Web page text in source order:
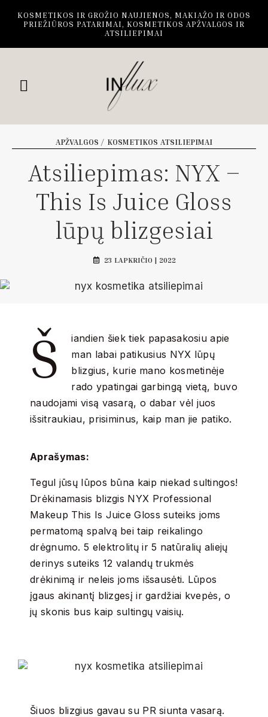
KOSMETIKOS IR GROŽIO NAUJIENOS, MAKIAŽO IR ODOS
PRIEŽIŪROS PATARIMAI, KOSMETIKOS APŽVALGOS IR
ATSILIEPIMAI
APŽVALGOS / KOSMETIKOS ATSILIEPIMAI
Atsiliepimas: NYX –
This Is Juice Gloss
lūpų blizgesiai
23 LAPKRIČIO | 2022
Š
iandien šiek tiek papasakosiu apie
man labai patikusius NYX lūpų
blizgius, kurie mano kosmetinėje
rado ypatingai garbingą vietą, buvo
naudojami visą vasarą, o dabar vėl juos
išsitraukiau, prisiminus, kaip man jie patiko.
Aprašymas:
Tegul jūsų lūpos būna kaip niekad sultingos!
Drėkinamasis blizgis NYX Professional
Makeup This Is Juice Gloss suteiks joms
permatomą spalvą bei taip reikalingo
drėgnumo. 5 elektrolitų ir 5 natūralių aliejų
derinys suteiks 12 valandų trukmės
drėkinimą ir neleis joms išsausėti. Lūpos
įgaus akinantį blizgesį ir gardžiai kvepės, o
jų skonis bus kaip sultingų vaisių.
Šiuos blizgius gavau su PR siunta vasarą.